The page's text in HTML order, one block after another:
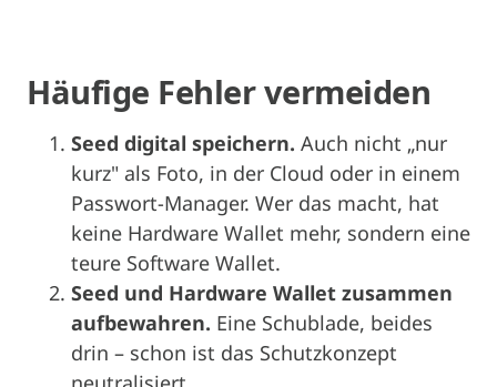
Häufige Fehlervermeiden
Seed digital speichern. Auch nicht „nur
kurz" als Foto, in der Cloud oder in einem
Passwort-Manager. Wer das macht, hat
keine Hardware Wallet mehr, sondern eine
teure Software Wallet.
Seed und Hardware Wallet zusammen
aufbewahren. Eine Schublade, beides
drin – schon ist das Schutzkonzept